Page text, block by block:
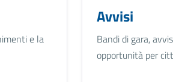
e la
Avvisi
Bandi di gara,
opportunità per